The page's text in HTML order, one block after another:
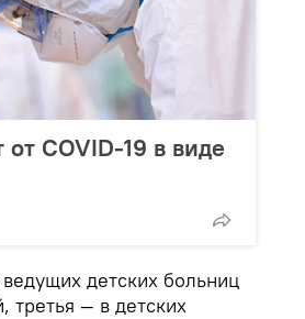
COVID-19 в виде
детских больниц
— в детских